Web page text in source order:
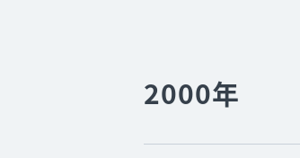
2000年